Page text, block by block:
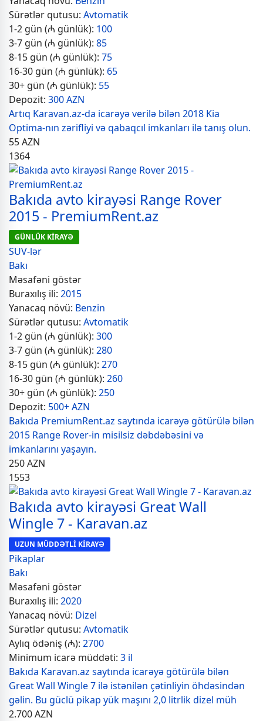
Sürətlər qutusu: Avtomatik
1-2 gün (₼ günlük): 100
3-7 gün (₼ günlük): 85
8-15 gün (₼ günlük): 75
16-30 gün (₼ günlük): 65
30+ gün (₼ günlük): 55
Depozit: 300 AZN
Artıq Karavan.az-da icarəyə verilə bilən 2018 Kia
Optima-nın zərifliyi və qabaqcıl imkanları ilə tanış olun.
55AZN
1364
Bakıda avto kirayəsi Range Rover
2015 - PremiumRent.az
GÜNLÜK KİRAYƏ
SUV-lər
Bakı
Məsafəni göstər
Buraxılış ili: 2015
Yanacaq növü: Benzin
Sürətlər qutusu: Avtomatik
1-2 gün (₼ günlük): 300
3-7 gün (₼ günlük): 280
8-15 gün (₼ günlük): 270
16-30 gün (₼ günlük): 260
30+ gün (₼ günlük): 250
Depozit: 500+ AZN
Bakıda PremiumRent.az saytında icarəyə götürülə bilən
2015 Range Rover-in misilsiz dəbdəbəsini və
imkanlarını yaşayın.
250AZN
1553
Bakıda avto kirayəsi Great Wall
Wingle 7 - Karavan.az
UZUN MÜDDƏTLİ KİRAYƏ
Pikaplar
Bakı
Məsafəni göstər
Buraxılış ili: 2020
Yanacaq növü: Dizel
Sürətlər qutusu: Avtomatik
Aylıq ödəniş (₼): 2700
Minimum icarə müddəti: 3 il
Bakıda Karavan.az saytında icarəyə götürülə bilən
Great Wall Wingle 7 ilə istənilən çətinliyin öhdəsindən
gəlin. Bu güclü pikap yük maşını 2,0 litrlik dizel müh
2.700AZN